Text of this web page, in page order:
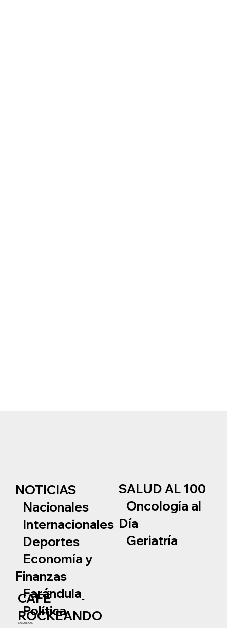
NOTICIAS
Nacionales
Internacionales
Deportes
Economía y
Finanzas
Farándula
Política
SALUD AL 100
Oncología al
Día
Geriatría
SÍGUENOS
CAFÉ
ROCKEANDO